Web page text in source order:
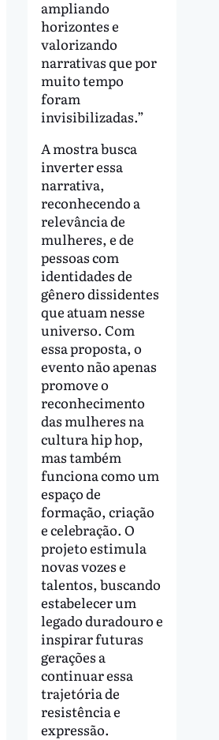
ampliando
horizontes e
valorizando
narrativas que por
muito tempo
foram
invisibilizadas.”
A mostra busca
inverter essa
narrativa,
reconhecendo a
relevância de
mulheres, e de
pessoas com
identidades de
gênero dissidentes
que atuam nesse
universo. Com
essa proposta, o
evento não apenas
promove o
reconhecimento
das mulheres na
cultura hip hop,
mas também
funciona como um
espaço de
formação, criação
e celebração. O
projeto estimula
novas vozes e
talentos, buscando
estabelecer um
legado duradouro e
inspirar futuras
gerações a
continuar essa
trajetória de
resistência e
expressão.